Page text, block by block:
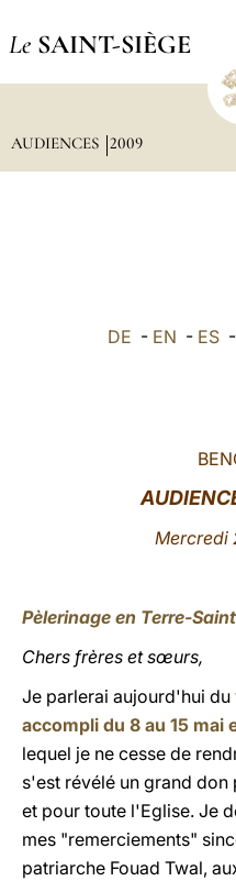
Le SAINT-SIÈGE
AUDIENCES 2009
DE - EN - ES-
Mercredi
Pèlerinage en Terre-
Chers frères et sœurs,
Je parlerai aujourd'hui du
accompli du 8 au 15 mai
lequel je ne cesse de
s'est révélé un grand don
et pour toute l'Eglise. Je
mes "remerciements"
patriarche Fouad Twal,